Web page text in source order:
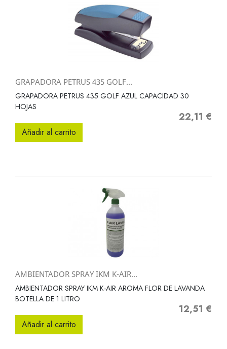
GRAPADORA PETRUS 435 GOLF...
GRAPADORA PETRUS 435 GOLF AZUL CAPACIDAD 30
HOJAS
Precio
22,11 €
Añadir al carrito
AMBIENTADOR SPRAY IKM K-AIR...
AMBIENTADOR SPRAY IKM K-AIR AROMA FLOR DE LAVANDA
BOTELLA DE 1 LITRO
Precio
12,51 €
Añadir al carrito